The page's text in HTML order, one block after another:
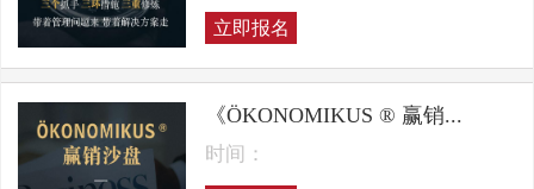
立即报名
《ÖKONOMIKUS ® 赢销...
时间：